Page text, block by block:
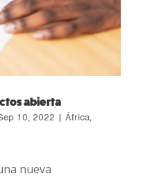
abierta
10, 2022 | África,
nueva